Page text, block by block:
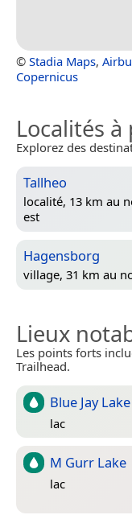
© Stadia Maps,
Copernicus
Localités
Explorez des
Tallheo
localité, 13 km au
est
Hagensborg
village, 31 km au
Lieux
Les points forts
Trailhead.
Blue Jay Lake
lac
M Gurr Lake
lac